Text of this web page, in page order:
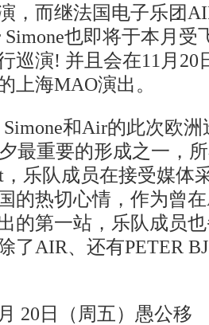
，而继法国电子乐团
Simone也即将于本月受
巡演! 并且会在11月20
上海MAO演出。
和Air的此次欧洲
最重要的形成之一，
，乐队成员在接受媒体
的热切心情，作为曾
的第一站，乐队成员
了AIR、还有PETER
日（周五）愚公移